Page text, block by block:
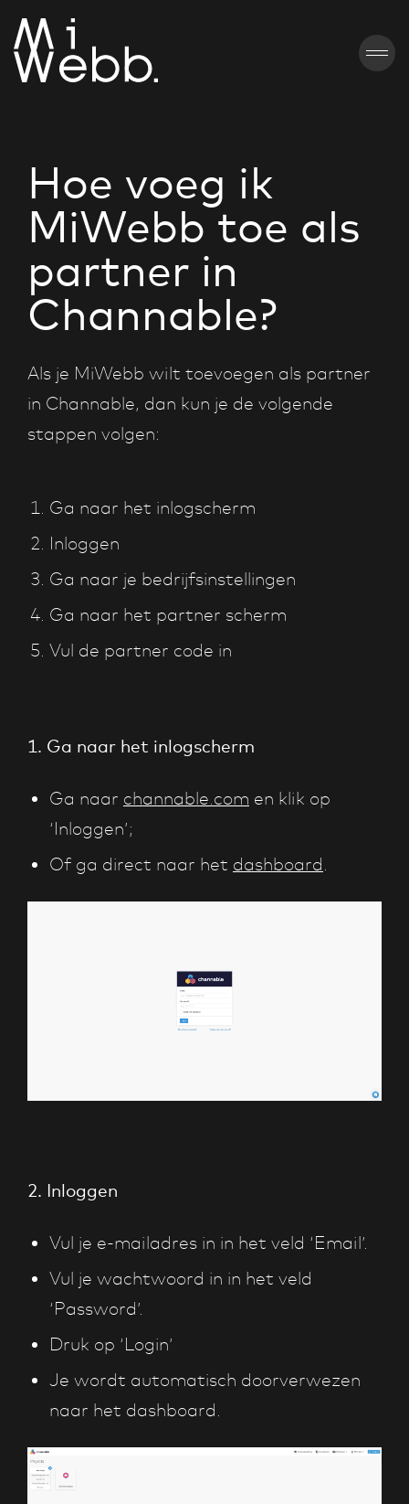
Hoe voeg ik
MiWebb toe als
partner in
Channable?
Als je MiWebb wilt toevoegen als partner
in Channable, dan kun je de volgende
stappen volgen:
Ga naar het inlogscherm
Inloggen
Ga naar je bedrijfsinstellingen
Ga naar het partner scherm
Vul de partner code in
1. Ga naar het inlogscherm
Ga naar channable.com en klik op
‘Inloggen’;
Of ga direct naar het dashboard.
2. Inloggen
Vul je e-mailadres in in het veld ‘Email’.
Vul je wachtwoord in in het veld
‘Password’.
Druk op ‘Login’
Je wordt automatisch doorverwezen
naar het dashboard.